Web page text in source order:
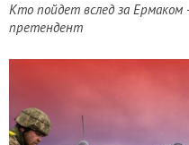
Кто пойдет вслед за Ермаком
претендент